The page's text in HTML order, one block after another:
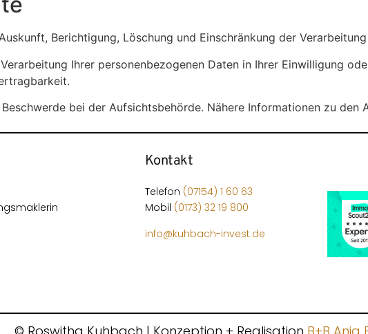
Berichtigung, Löschung und Einschränkung der
Ihrer personenbezogenen Daten in Ihrer Einwilligung
bei der Aufsichtsbehörde. Nähere Informationen zu
Kontakt
Telefon (07154) 1 60 63
Mobil (0173) 32 19 800
info@kuhbach-invest.de